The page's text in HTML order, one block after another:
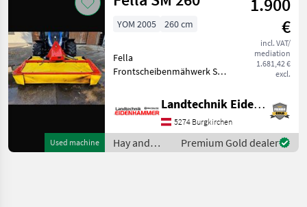
Used machine
€
incl. VAT/
mediation
1.681,42 €
excl.
YOM 2005 260 cm
Fella
Frontscheibenmähwerk SM
Arbeitsbreite 260 cm -
Dreiecksaufnahme -
Zapfwelleneingangsgetriebe
Defekt Lagerschaden
Prompt Verfüg
Landtechnik Eidenhammer GmbH
5274 Burgkirchen
Hay and
forage
Premium Gold dealer